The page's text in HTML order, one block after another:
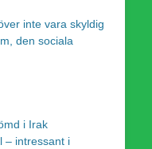
inte vara skyldig
den sociala
i Irak
– intressant i